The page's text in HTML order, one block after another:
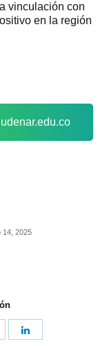
vinculación con
en la región
14, 2025